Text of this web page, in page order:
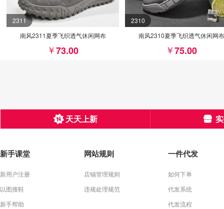
2311
南风2311夏季飞织透气休闲网布
73.00
2310
南风2310夏季飞织透气休闲网布
75.00
天天上新
新手课堂
新用户注册
以图搜鞋
新手帮助
网站规则
店铺管理规则
违规处理规范
一件代发
如何下单
代发系统
代发流程